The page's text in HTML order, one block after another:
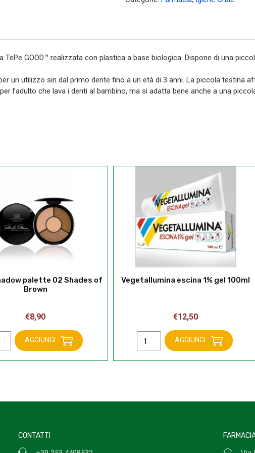
TePe GOOD™ realizzata con plastica a base biologica. Dispone di una
un utilizzo sin dal primo dente fino a un età di 3 anni. La piccola testina
l’adulto che lava i denti al bambino, ma si adatta bene anche a una
palette 02 Shades of
Brown
€8,90
AGGIUNGI
Vegetallumina escina 1% gel 100ml
€12,50
VegetalluminaAGGIUNGI
CONTATTI